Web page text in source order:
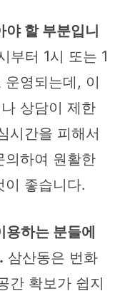
야 할 부분입니
부터 1시 또는 1
영되는데, 이
상담이 제한
시간을 피해서
의하여 원활한
이 좋습니다.
용하는 분들에
삼산동은 번화
간 확보가 쉽지